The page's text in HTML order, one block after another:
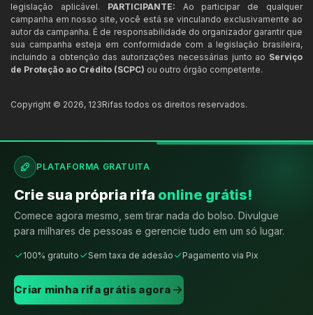
legislação aplicável. PARTICIPANTE: Ao participar de qualquer
campanha em nosso site, você está se vinculando exclusivamente ao
autor da campanha. É de responsabilidade do organizador garantir que
sua campanha esteja em conformidade com a legislação brasileira,
incluindo a obtenção das autorizações necessárias junto ao Serviço
de Proteção ao Crédito (SCPC) ou outro órgão competente.
Copyright © 2026, 123Rifas todos os direitos reservados.
PLATAFORMA GRATUITA
Crie sua própria rifa online grátis!
Comece agora mesmo, sem tirar nada do bolso. Divulgue
para milhares de pessoas e gerencie tudo em um só lugar.
100% gratuito Sem taxa de adesão Pagamento via Pix
Criar minha rifa grátis agora